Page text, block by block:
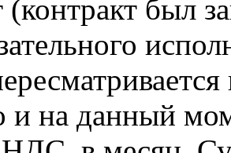
(контракт был
и на данный